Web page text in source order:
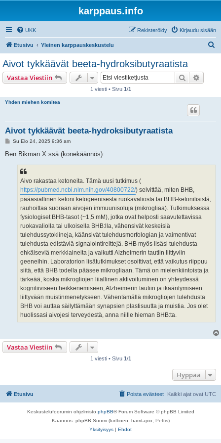
karppaus.info
UKK Kirjaudu sisään
Rekisteröidy
Etusivu Yleinen karppauskeskustelu
Aivot tykkäävät beeta-hydroksibutyraatista
Vastaa Viestiin Etsi
1 viesti • Sivu 1/1
Yhden miehen komitea
Aivot tykkäävät beeta-hydroksibutyraatista
V
e
Su Elo 24, 2025 9:36 am
Ben Bikman X:ssä (konekäännös):
Aivo rakastaa ketoneita. Tämä uusi tutkimus (
https://pubmed.ncbi.nlm.nih.gov/40800722/) selvittää, miten BHB,
pääasiallinen ketoni ketogeenisesta ruokavaliosta tai BHB-ketonilisistä,
rauhoittaa suoraan aivojen immuunisoluja (mikrogliaa). Tutkimuksessa
fysiologiset BHB-tasot (~1,5 mM), jotka ovat helposti saavutettavissa
ruokavaliolla tai ulkoisella BHB:lla, vähensivät keskeisiä
tulehdussytokiineja, käänsivät tulehdusmorfologian ja vaimentivat
tulehdusta edistäviä signalointireittejä. BHB myös lisäsi tulehdusta
ehkäiseviä merkkiaineita ja vaikutti Alzheimerin tautiin liittyviin
geeneihin. Laboratorion lisätutkimukset osoittivat, että vaikutus riippuu
siitä, että BHB todella pääsee mikrogliaan. Tämä on mielenkiintoista ja
tärkeää, koska mikrogliojen liiallinen aktivoituminen on yhteydessä
kognitiiviseen heikkenemiseen, Alzheimerin tautiin ja ikääntymiseen
liittyvään muistinmenetykseen. Vähentämällä mikrogliojen tulehdusta
BHB voi auttaa säilyttämään synapsien plastisuutta ja muistia. Jos olet
huolissasi aivojesi terveydestä, anna niille hieman BHB:ta.
Vastaa Viestiin
1 viesti • Sivu 1/1
Hyppää
Etusivu Kaikki ajat ovat UTC
Poista evästeet
Keskustelufoorumin ohjelmisto phpBB® Forum Software © phpBB Limited
Käännös: phpBB Suomi (lurttinen, harritapio, Pettis)
Yksityisyys | Ehdot